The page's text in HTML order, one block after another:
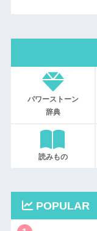
パワーストーン
辞典
読みもの
POPULAR